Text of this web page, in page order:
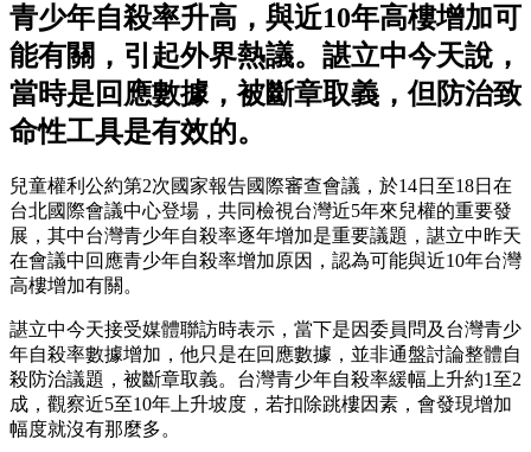
青少年自殺率升高，與近10年高樓增加可
能有關，引起外界熱議。諶立中今天說，
當時是回應數據，被斷章取義，但防治致
命性工具是有效的。
兒童權利公約第2次國家報告國際審查會議，於14日至18日在
台北國際會議中心登場，共同檢視台灣近5年來兒權的重要發
展，其中台灣青少年自殺率逐年增加是重要議題，諶立中昨天
在會議中回應青少年自殺率增加原因，認為可能與近10年台灣
高樓增加有關。
諶立中今天接受媒體聯訪時表示，當下是因委員問及台灣青少
年自殺率數據增加，他只是在回應數據，並非通盤討論整體自
殺防治議題，被斷章取義。台灣青少年自殺率緩幅上升約1至2
成，觀察近5至10年上升坡度，若扣除跳樓因素，會發現增加
幅度就沒有那麼多。